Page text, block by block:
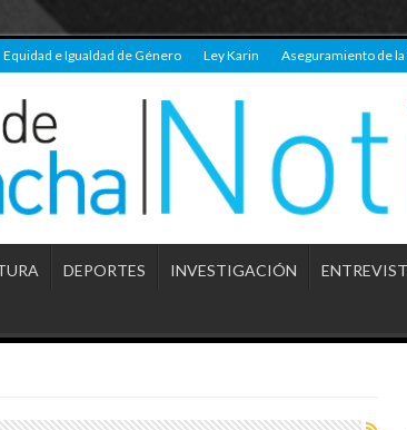
Equidad e Igualdad de Género Ley Karin Aseguramiento de la
DEPORTES INVESTIGACIÓN